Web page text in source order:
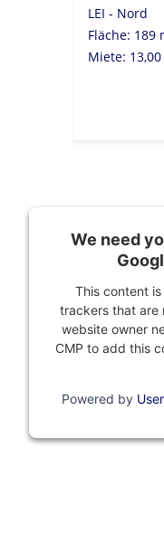
LEI - Nord
Fläche: 189
Miete:
We need
This content
trackers that are
website owner
CMP to add this
Powered by